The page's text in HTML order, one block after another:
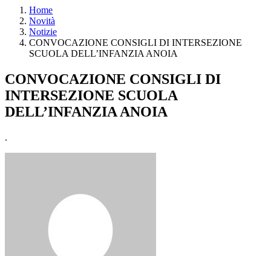
Home
Novità
Notizie
CONVOCAZIONE CONSIGLI DI INTERSEZIONE
SCUOLA DELL’INFANZIA ANOIA
CONVOCAZIONE CONSIGLI DI
INTERSEZIONE SCUOLA
DELL’INFANZIA ANOIA
.